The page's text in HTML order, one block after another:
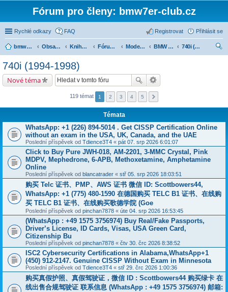
Fórum pro členy: bmw7er-club.cz
Rychlé odkazy FAQ Přihlásit se
Registrovat
bmw7er-club.cz Obsah fóra Knihovna Fórum 7er Modely BMW 7er BMW 7 e38 (1994-2001)
740i (1994-1998)
740i (1994-1998)
Nové téma
119 témat 1 2 3 4 5
Témata
WhatsApp: +1 (226) 894-5014​ . Get CISSP Certification Online
without an exam in the USA, UK, Canada, and the UAE
Poslední příspěvek od Tdience3T4 « pát 07. srp 2026 6:01:07
Click to Buy Pure JWH-018, AM-2201, 3-MMC Crystal, Pink
MDPV, Mephedrone, 6-APB, Methoxetamine, Amphetamine
Online
Poslední příspěvek od blancatrader « stř 05. srp 2026 18:03:51
购买 Telc 证书、PMP、AWS 证书 微信 ID: Scottbowers44,
WhatsApp: +1 (775) 480-1590 在德国购买 TELC B1 证书、在线购
买 TELC B1 证书、在线购买歌德学院 (Goe
Poslední příspěvek od pinchan7878 « úte 04. srp 2026 16:53:45
(WhatsApp : +49 1575 3756974) Buy Real/Fake Passports,
Driver’s License, ID Cards, Visas, USA Green Card,
Citizenship Bu
Poslední příspěvek od pinchan7878 « čtv 30. črc 2026 8:38:52
ISC2 Cybersecurity Certifications in Alabama,WhatsApp+1
(450) 912-2147. Genuine CISSP Without Exam in Minnesota
Poslední příspěvek od Tdience3T4 « stř 29. črc 2026 1:00:36
购买真假护照、真假驾驶证，微信 ID : Scottbowers44 购买绿卡 在
线出售合规驾驶证 联系信息 (WhatsApp : +49 1575 3756974) 邮箱: